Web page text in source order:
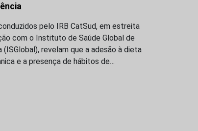
pelo IRB CatSud, em estreita
com o Instituto de Saúde Global de
(ISGlobal), revelam que a adesão à dieta
e a presença de hábitos de…